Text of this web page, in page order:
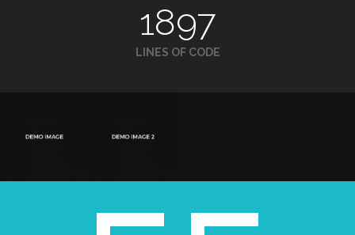
1897
LINES OF CODE